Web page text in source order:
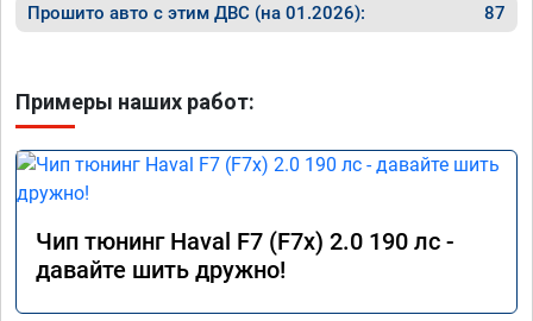
Прошито авто с этим ДВС (на 01.2026): 87
Примеры наших работ:
Чип тюнинг Haval F7 (F7x) 2.0 190 лс -
давайте шить дружно!